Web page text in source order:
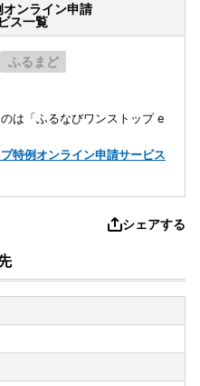
ンライン申請
ス一覧
ふるまど
は「ふるなびワンストップ e
特例オンライン申請サービス
シェアする